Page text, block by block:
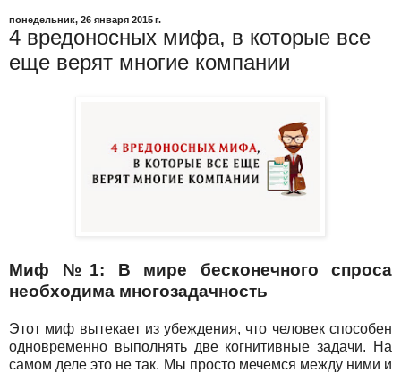
понедельник, 26 января 2015 г.
4 вредоносных мифа, в которые все
еще верят многие компании
Миф №1: В мире бесконечного спроса
необходима многозадачность
Этот миф вытекает из убеждения, что человек способен
одновременно выполнять две когнитивные задачи. На
самом деле это не так. Мы просто мечемся между ними и